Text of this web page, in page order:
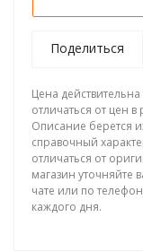
Поделиться
Цена
отличаться от цен
Описание берется
справочный
отличаться от
магазин уточняйте
чате или по
каждого дня.